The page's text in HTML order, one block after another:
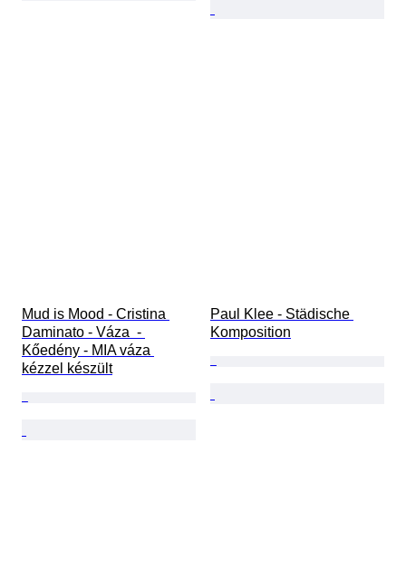
Mud is Mood - Cristina
Daminato - Váza  -
Kőedény - MIA váza
kézzel készült
Paul Klee - Städische
Komposition